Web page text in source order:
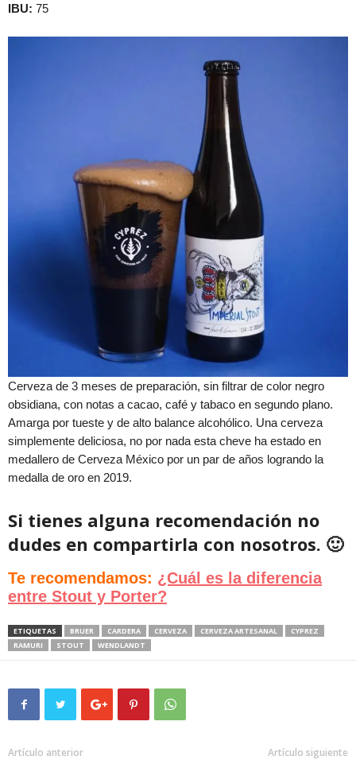
IBU: 75
Cerveza de 3 meses de preparación, sin filtrar de color negro
obsidiana, con notas a cacao, café y tabaco en segundo plano.
Amarga por tueste y de alto balance alcohólico. Una cerveza
simplemente deliciosa, no por nada esta cheve ha estado en
medallero de Cerveza México por un par de años logrando la
medalla de oro en 2019.
Si tienes alguna recomendación no
dudes en compartirla con nosotros. 🙂
Te recomendamos: ¿Cuál es la diferencia
entre Stout y Porter?
ETIQUETAS BRUER CARDERA CERVEZA CERVEZA ARTESANAL
CYPREZ
RAMURI
STOUT WENDLANDT
Artículo anterior Artículo siguiente